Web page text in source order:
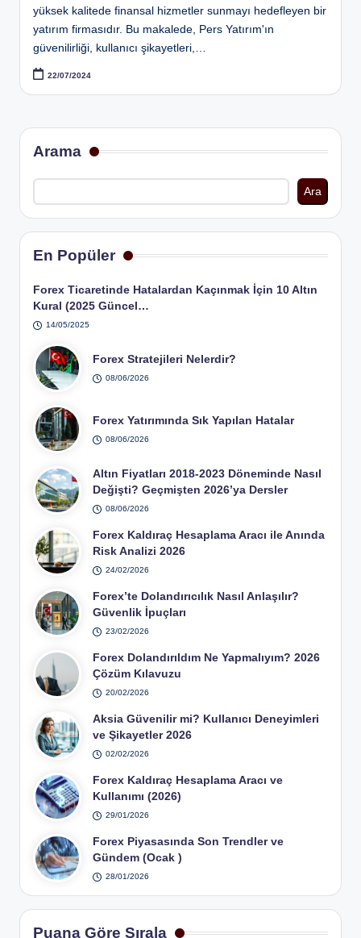
yüksek kalitede finansal hizmetler sunmayı hedefleyen bir
yatırım firmasıdır. Bu makalede, Pers Yatırım'ın
güvenilirliği, kullanıcı şikayetleri,…
22/07/2024
Arama
Ara
En Popüler
Forex Ticaretinde Hatalardan Kaçınmak İçin 10 Altın
Kural (2025 Güncel…
14/05/2025
Forex Stratejileri Nelerdir?
08/06/2026
Forex Yatırımında Sık Yapılan Hatalar
08/06/2026
Altın Fiyatları 2018-2023 Döneminde Nasıl
Değişti? Geçmişten 2026’ya Dersler
08/06/2026
Forex Kaldıraç Hesaplama Aracı ile Anında
Risk Analizi 2026
24/02/2026
Forex’te Dolandırıcılık Nasıl Anlaşılır?
Güvenlik İpuçları
23/02/2026
Forex Dolandırıldım Ne Yapmalıyım? 2026
Çözüm Kılavuzu
20/02/2026
Aksia Güvenilir mi? Kullanıcı Deneyimleri
ve Şikayetler 2026
02/02/2026
Forex Kaldıraç Hesaplama Aracı ve
Kullanımı (2026)
29/01/2026
Forex Piyasasında Son Trendler ve
Gündem (Ocak )
28/01/2026
Puana Göre Sırala